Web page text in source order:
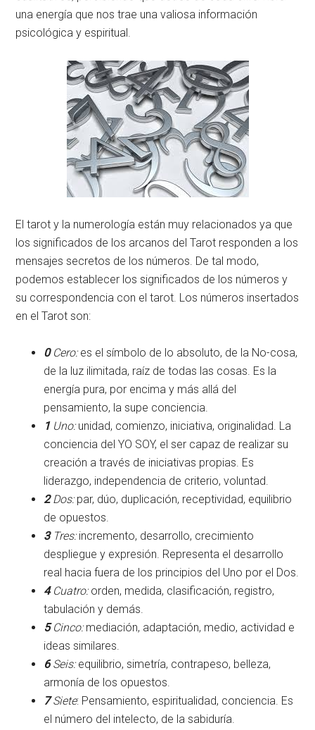
una energía que nos trae una valiosa información
psicológica y espiritual.
El tarot y la numerología están muy relacionados ya que
los significados de los arcanos del Tarot responden a los
mensajes secretos de los números. De tal modo,
podemos establecer los significados de los números y
su correspondencia con el tarot. Los números insertados
en el Tarot son:
0Cero:es el símbolo de lo absoluto, de la No-cosa,
de la luz ilimitada, raíz de todas las cosas. Es la
energía pura, por encima y más allá del
pensamiento, la supe conciencia.
1Uno:unidad, comienzo, iniciativa, originalidad. La
conciencia del YO SOY, el ser capaz de realizar su
creación a través de iniciativas propias. Es
liderazgo, independencia de criterio, voluntad.
2Dos:par, dúo, duplicación, receptividad, equilibrio
de opuestos.
3Tres:incremento, desarrollo, crecimiento
despliegue y expresión. Representa el desarrollo
real hacia fuera de los principios del Uno por el Dos.
4Cuatro:orden, medida, clasificación, registro,
tabulación y demás.
5Cinco:mediación, adaptación, medio, actividad e
ideas similares.
6Seis:equilibrio, simetría, contrapeso, belleza,
armonía de los opuestos.
7Siete: Pensamiento, espiritualidad, conciencia. Es
el número del intelecto, de la sabiduría.